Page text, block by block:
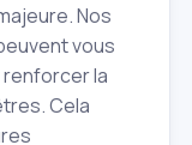
Nos
vous
la
Cela